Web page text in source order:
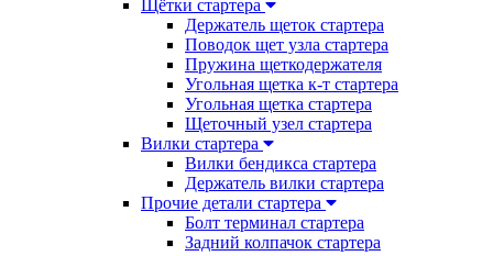
Щётки стартера
Держатель щеток стартера
Поводок щет узла стартера
Пружина щеткодержателя
Угольная щетка к-т стартера
Угольная щетка стартера
Щеточный узел стартера
Вилки стартера
Вилки бендикса стартера
Держатель вилки стартера
Прочие детали стартера
Болт терминал стартера
Задний колпачок стартера